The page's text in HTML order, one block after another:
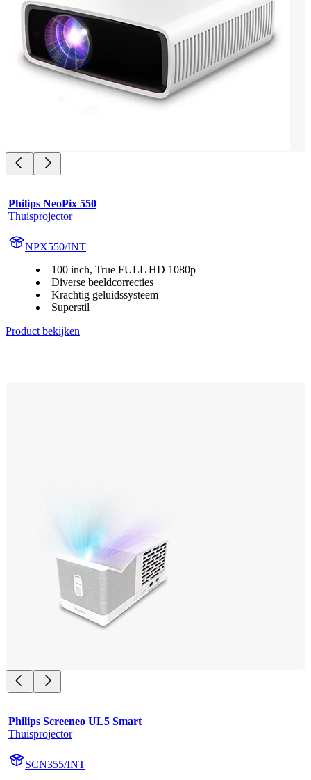
Philips NeoPix 550
Thuisprojector
NPX550/INT
100 inch, True FULL HD 1080p
Diverse beeldcorrecties
Krachtig geluidssysteem
Superstil
Product bekijken
Philips Screeneo UL5 Smart
Thuisprojector
SCN355/INT